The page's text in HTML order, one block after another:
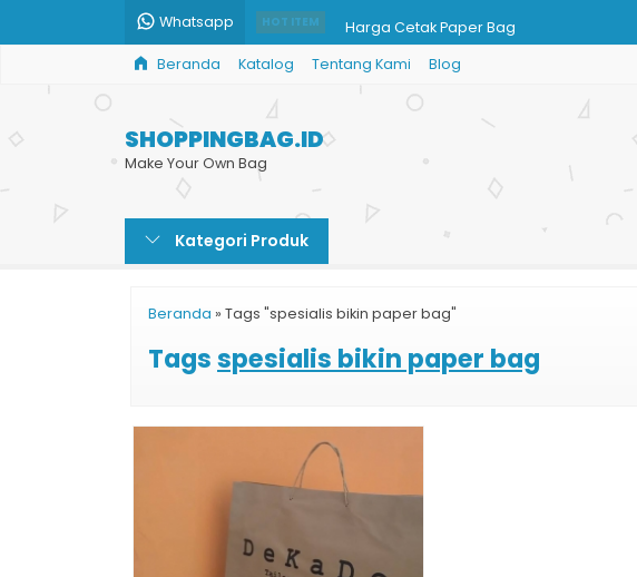
Whatsapp HOT ITEM Harga Cetak Paper Bag
Paper Bag Acara
Shopping Bag Toko Busana
Harga Shopping Bag Kertas
Tempat Pembuatan Shopping Bag Murah
Beranda Katalog Tentang Kami Blog
SHOPPINGBAG.ID
Make Your Own Bag
Kategori Produk
Beranda » Tags "spesialis bikin paper bag"
Tagsspesialis bikin paper bag